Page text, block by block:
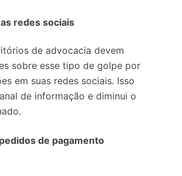
redes sociais
de advocacia devem
sobre esse tipo de golpe por
em suas redes sociais. Isso
de informação e diminui o
de pagamento